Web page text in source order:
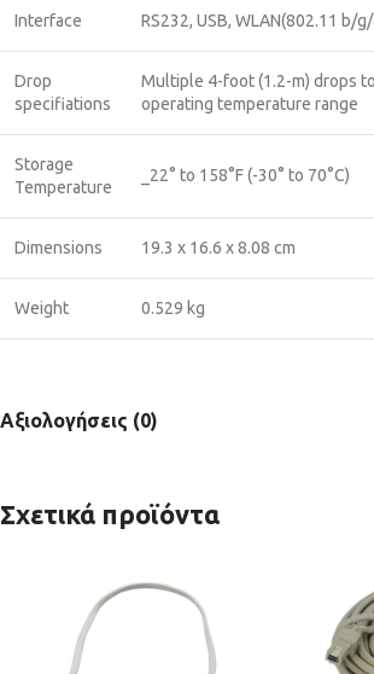
Interface RS232, USB, WLAN(802.11 b/
Drop
specifiations
Multiple 4-foot (1.2-m) drops
operating temperature range
Storage
Temperature
_22° to 158°F (-30° to 70°C)
Dimensions 19.3 x 16.6 x 8.08 cm
Weight 0.529 kg
Αξιολογήσεις (0)
Σχετικά προϊόντα